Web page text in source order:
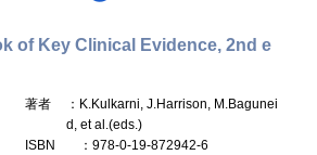
of Key Clinical Evidence, 2nd e
著者
：K.Kulkarni, J.Harrison, M.Bagunei
d, et al.(eds.)
ISBN
：978-0-19-872942-6